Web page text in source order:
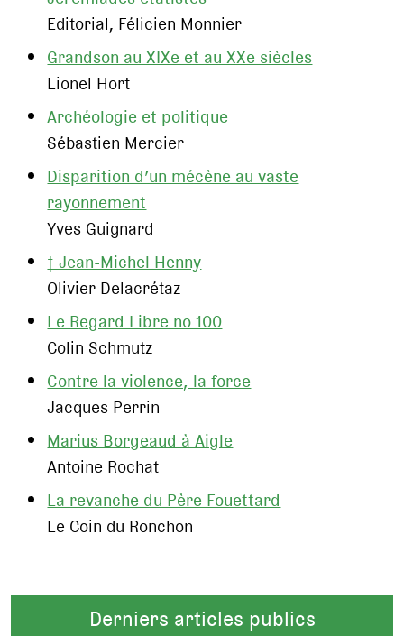
Editorial, Félicien Monnier
Grandson au XIXe et au XXe siècles
Lionel Hort
Archéologie et politique
Sébastien Mercier
Disparition d’un mécène au vaste
rayonnement
Yves Guignard
† Jean-Michel Henny
Olivier Delacrétaz
Le Regard Libre no 100
Colin Schmutz
Contre la violence, la force
Jacques Perrin
Marius Borgeaud à Aigle
Antoine Rochat
La revanche du Père Fouettard
Le Coin du Ronchon
Derniers articles publics